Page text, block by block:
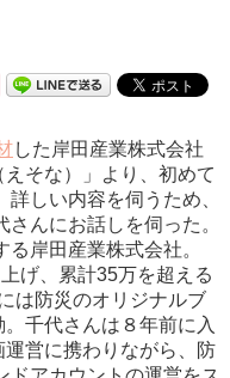
した岸田産業株式会社
そな）」より、初めて
しい内容を伺うため、
んにお話しを伺った。
岸田産業株式会社。
げ、累計35万を超える
は防災のオリジナルブ
千代さんは８年前に入
営に携わりながら、防